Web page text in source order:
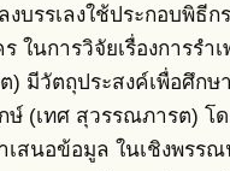
งบรรเลงใช้ประกอบพิธี
ในการวิจัยเรื่องการ
) มีวัตถุประสงค์เพื่อศึก
(เทศ สุวรรณภารต) โด
สนอข้อมูล ในเชิงพรร